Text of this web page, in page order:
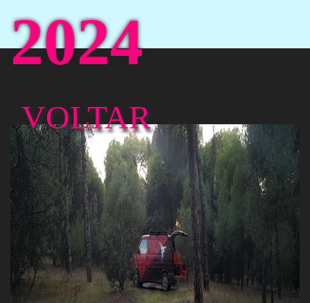
2024
VOLTAR